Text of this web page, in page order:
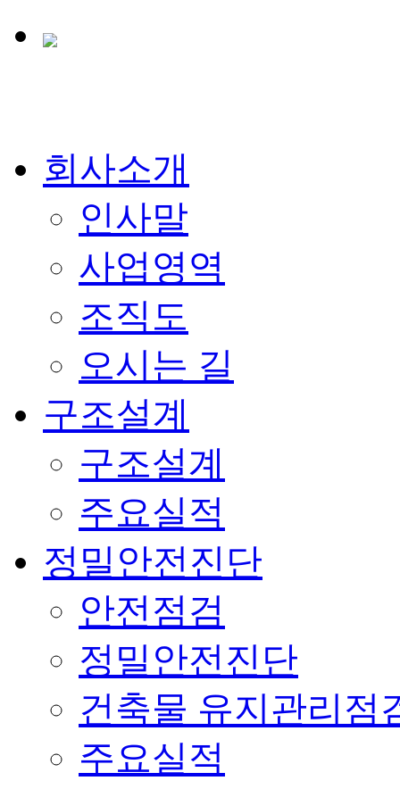
회사소개
인사말
사업영역
조직도
오시는 길
구조설계
구조설계
주요실적
정밀안전진단
안전점검
정밀안전진단
건축물 유지관리점
주요실적